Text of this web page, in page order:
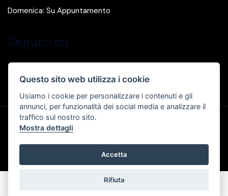
Domenica: Su Appuntamento
Seguici su
Numero Rea TA-183403 Capitale Sociale I.V. 65656,00 €
AUTOHAUS SRL P.IVA: IT 02975420734
Gestionale auto
Privacy & Cookie Policy
Questo sito web utilizza i cookie
Usiamo i cookie per personalizzare i contenuti e gli
annunci, per funzionalità dei social media e analizzare il
traffico sul nostro sito.
Mostra dettagli
Accetta
Rifiuta